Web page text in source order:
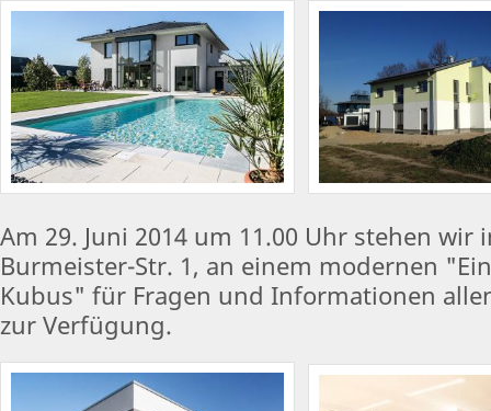
Am 29. Juni 2014 um 11.00 Uhr stehen wir
Burmeister-Str. 1, an einem modernen
Kubus" für Fragen und Informationen
zur Verfügung.